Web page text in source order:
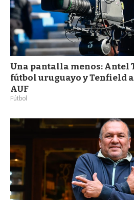
Una pantalla menos: Antel
fútbol uruguayo y Tenfield
AUF
Fútbol